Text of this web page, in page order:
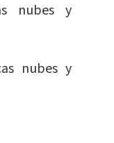
nubes y
nubes y